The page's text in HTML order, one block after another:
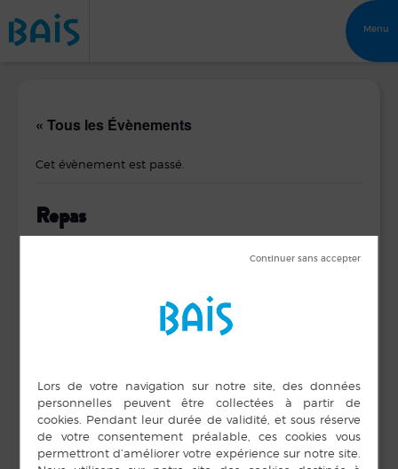
Menu
« Tous les Évènements
Cet évènement est passé.
Repas
Heure :
8 h 00 min à 17 h 00
min
ORGANISATEUR
Amicale Laïque
06 27 28 03 36
E-mail
amicalelaiquebais@g
mail.com